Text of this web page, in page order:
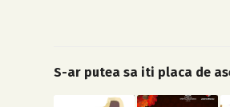
S-ar putea sa iti placa de